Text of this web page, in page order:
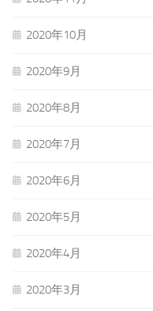
2020年10月
2020年9月
2020年8月
2020年7月
2020年6月
2020年5月
2020年4月
2020年3月